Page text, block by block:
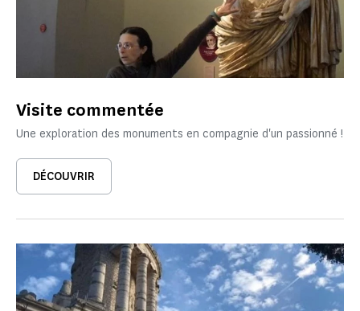
Visite commentée
Une exploration des monuments en compagnie d'un passionné !
DÉCOUVRIR